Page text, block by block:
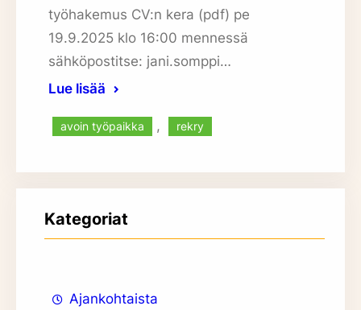
työhakemus CV:n kera (pdf) pe
19.9.2025 klo 16:00 mennessä
sähköpostitse: jani.somppi…
Lue lisää
avoin työpaikka , rekry
Kategoriat
Ajankohtaista